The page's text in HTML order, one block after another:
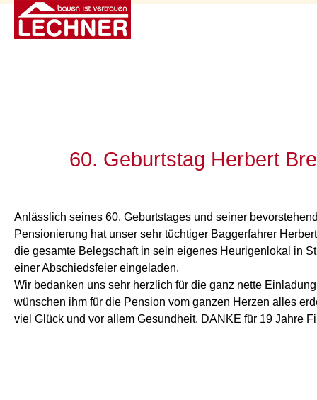
60. Geburtstag Herbert
Anlässlich seines 60. Geburtstages und seiner
Pensionierung hat unser sehr tüchtiger Baggerfahrer
die gesamte Belegschaft in sein eigenes Heurigenlokal in
einer Abschiedsfeier eingeladen.
Wir bedanken uns sehr herzlich für die ganz nette
wünschen ihm für die Pension vom ganzen Herzen alles
viel Glück und vor allem Gesundheit. DANKE für 19 Jahre